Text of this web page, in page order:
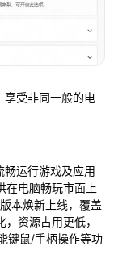
享受非同一般的电
畅运行游戏及应用
在电脑畅玩市面上
本焕新上线，覆盖
资源占用更低，
键鼠/手柄操作等功